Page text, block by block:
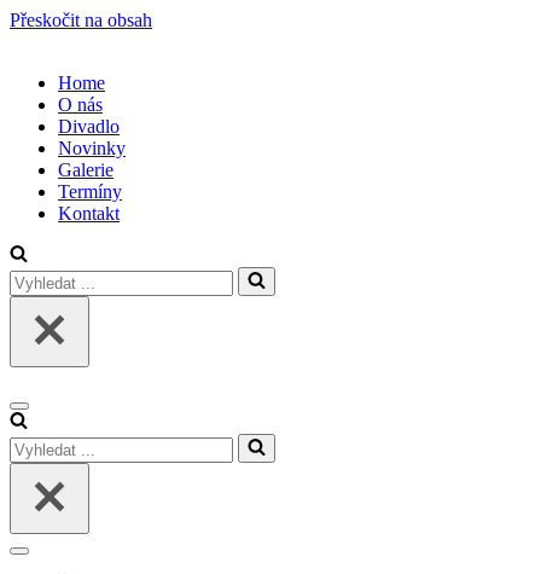
Přeskočit na obsah
Home
O nás
Divadlo
Novinky
Galerie
Termíny
Kontakt
Vyhledat
...
Navigační
menu
Vyhledat
...
Navigační